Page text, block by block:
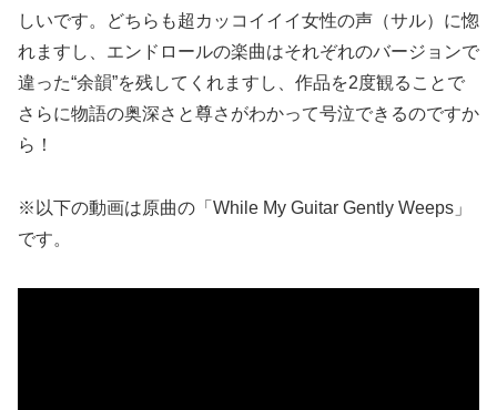
しいです。どちらも超カッコイイイ女性の声（サル）に惚
れますし、エンドロールの楽曲はそれぞれのバージョンで
違った“余韻”を残してくれますし、作品を2度観ることで
さらに物語の奥深さと尊さがわかって号泣できるのですか
ら！
※以下の動画は原曲の「While My Guitar Gently Weeps」
です。